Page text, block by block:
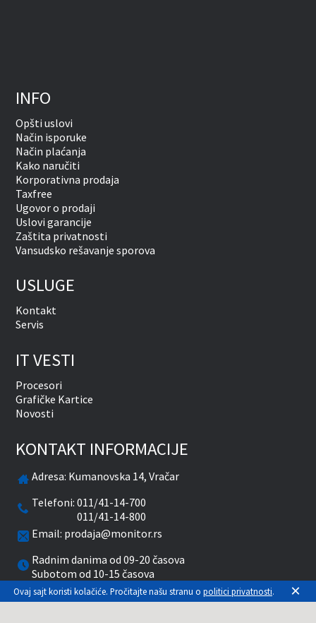
INFO
Opšti uslovi
Način isporuke
Način plaćanja
Kako naručiti
Korporativna prodaja
Taxfree
Ugovor o prodaji
Uslovi garancije
Zaštita privatnosti
Vansudsko rešavanje sporova
USLUGE
Kontakt
Servis
IT VESTI
Procesori
Grafičke Kartice
Novosti
KONTAKT INFORMACIJE
Adresa: Kumanovska 14, Vračar
Telefoni:011/41-14-700
011/41-14-800
Email: prodaja@monitor.rs
Radnim danima od 09-20 časova
Subotom od 10-15 časova
Ovaj sajt koristi kolačiće. Pročitajte našu stranu o politici privatnosti. ×